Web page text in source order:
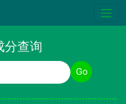
分查询
Go